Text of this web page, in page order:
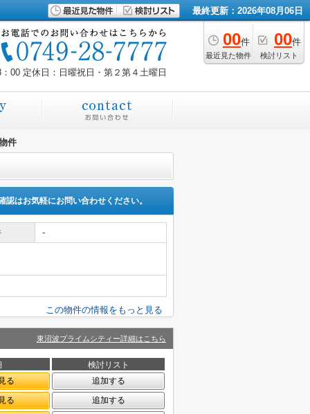
最終更新：2026年08月06日
00件
最近見た物件
00件
検討リスト
00 定休日：日曜祝日・第２第４土曜日
件
認はお気軽にお問い合わせください。
-
この物件の情報をもっと見る
東沼波プライムシティー詳細はこちら
検討リスト
る
追加する
る
追加する